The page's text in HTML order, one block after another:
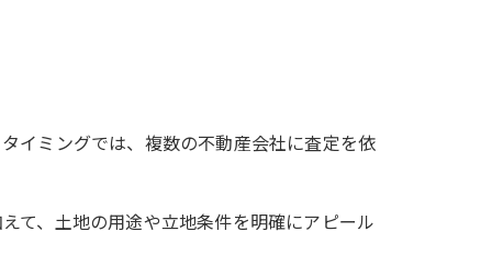
イミングでは、複数の不動産会社に査定を依
て、土地の用途や立地条件を明確にアピール